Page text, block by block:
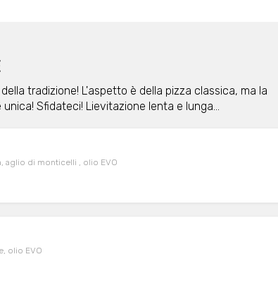
tradizione! L'aspetto è della pizza classica, ma la
Sfidateci! Lievitazione lenta e lunga...
aglio di monticelli , olio EVO
olio EVO